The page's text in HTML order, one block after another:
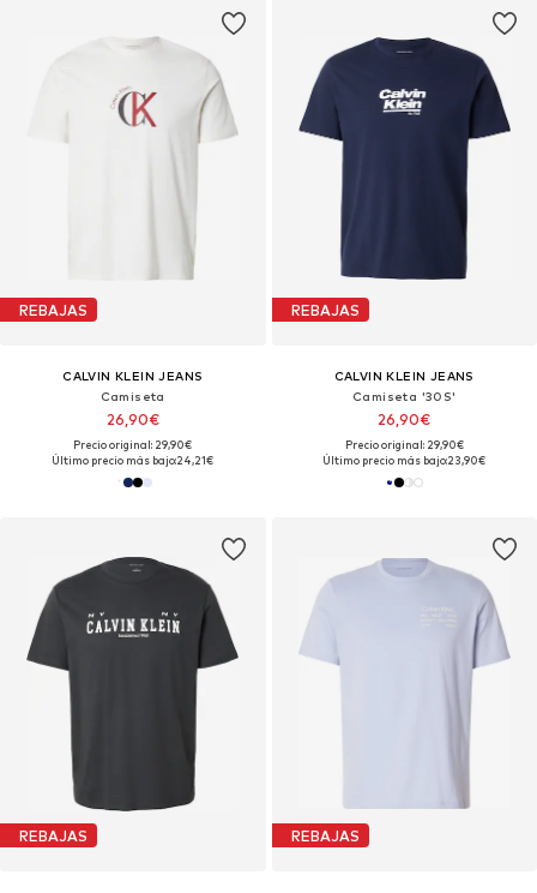
REBAJAS
CALVIN KLEIN JEANS
Camiseta
26,90€
Precio original: 29,90€
Último precio más bajo:24,21€
REBAJAS
CALVIN KLEIN JEANS
Camiseta '30S'
26,90€
Precio original: 29,90€
Último precio más bajo:23,90€
REBAJAS REBAJAS